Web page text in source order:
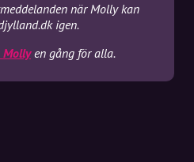
när Molly kan
igen.
Mollyen gång för alla.